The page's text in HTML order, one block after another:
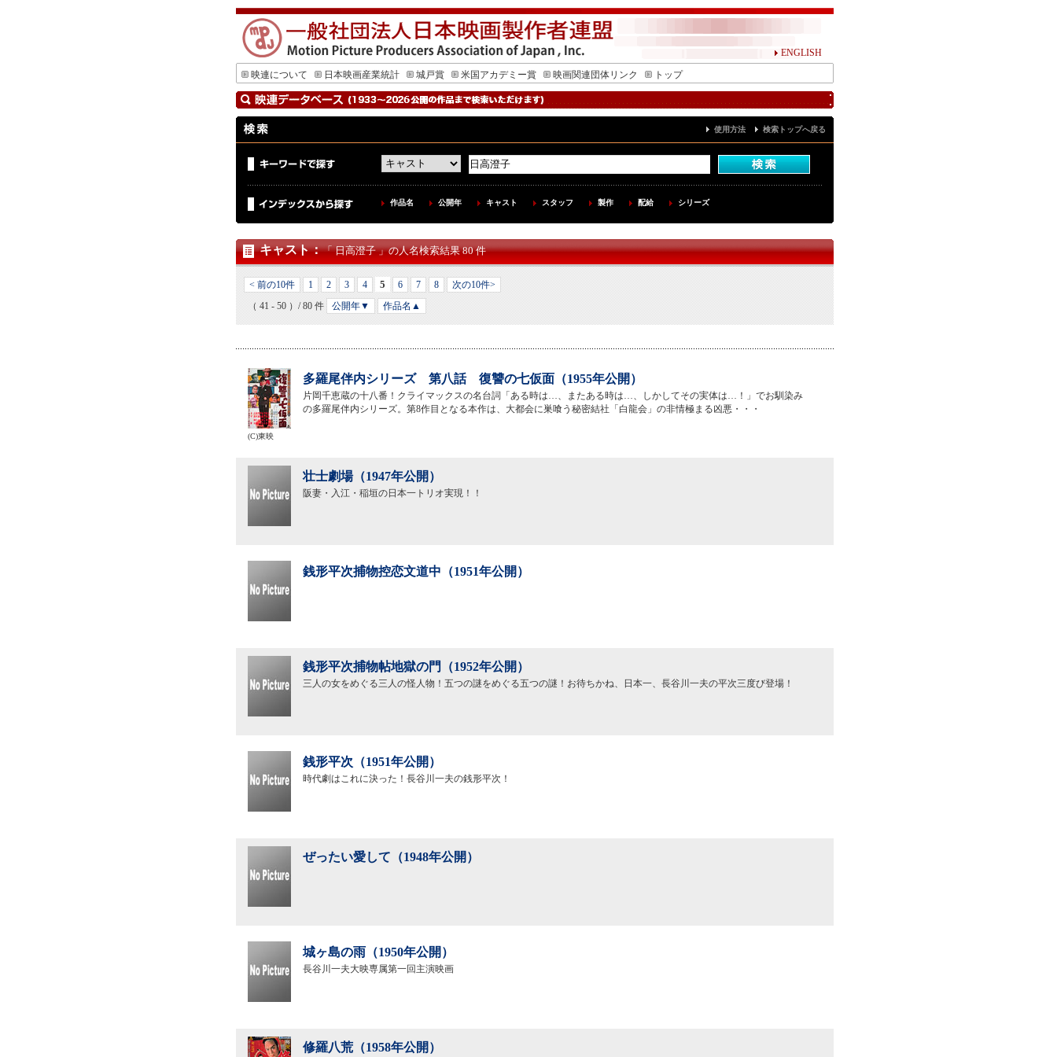
ENGLISH
映連について
日本映画産業統計 城戸賞 米国アカデミー賞 映画関連団体リンク トップ
使用方法 検索トップへ戻る
作品名 公開年 キャスト スタッフ 製作 配給 シリーズ
キャスト：「 日高澄子 」の人名検索結果 80 件
< 前の10件 1 2 3 4 5 6 7 8
次の10件>
（ 41 - 50 ）/ 80 件
公開年▼ 作品名▲
多羅尾伴内シリーズ 第八話 復讐の七仮面（1955年公開）
片岡千恵蔵の十八番！クライマックスの名台詞「ある時は…、またある時は…、しかしてその実体は…！」でお馴染み
の多羅尾伴内シリーズ。第8作目となる本作は、大都会に巣喰う秘密結社「白龍会」の非情極まる凶悪・・・
(C)東映
壮士劇場（1947年公開）
阪妻・入江・稲垣の日本一トリオ実現！！
銭形平次捕物控恋文道中（1951年公開）
銭形平次捕物帖地獄の門（1952年公開）
三人の女をめぐる三人の怪人物！五つの謎をめぐる五つの謎！お待ちかね、日本一、長谷川一夫の平次三度び登場！
銭形平次（1951年公開）
時代劇はこれに決った！長谷川一夫の銭形平次！
ぜったい愛して（1948年公開）
城ヶ島の雨（1950年公開）
長谷川一夫大映専属第一回主演映画
修羅八荒（1958年公開）